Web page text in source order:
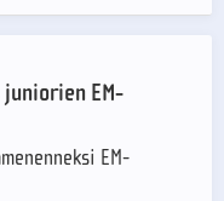
EM-
EM-